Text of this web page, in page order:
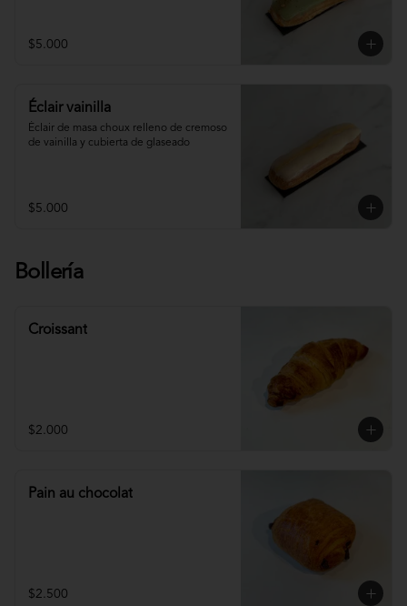
$5.000
Éclair vainilla
Éclair de masa choux relleno de cremoso
de vainilla y cubierta de glaseado
$5.000
Bollería
Croissant
$2.000
Pain au chocolat
$2.500